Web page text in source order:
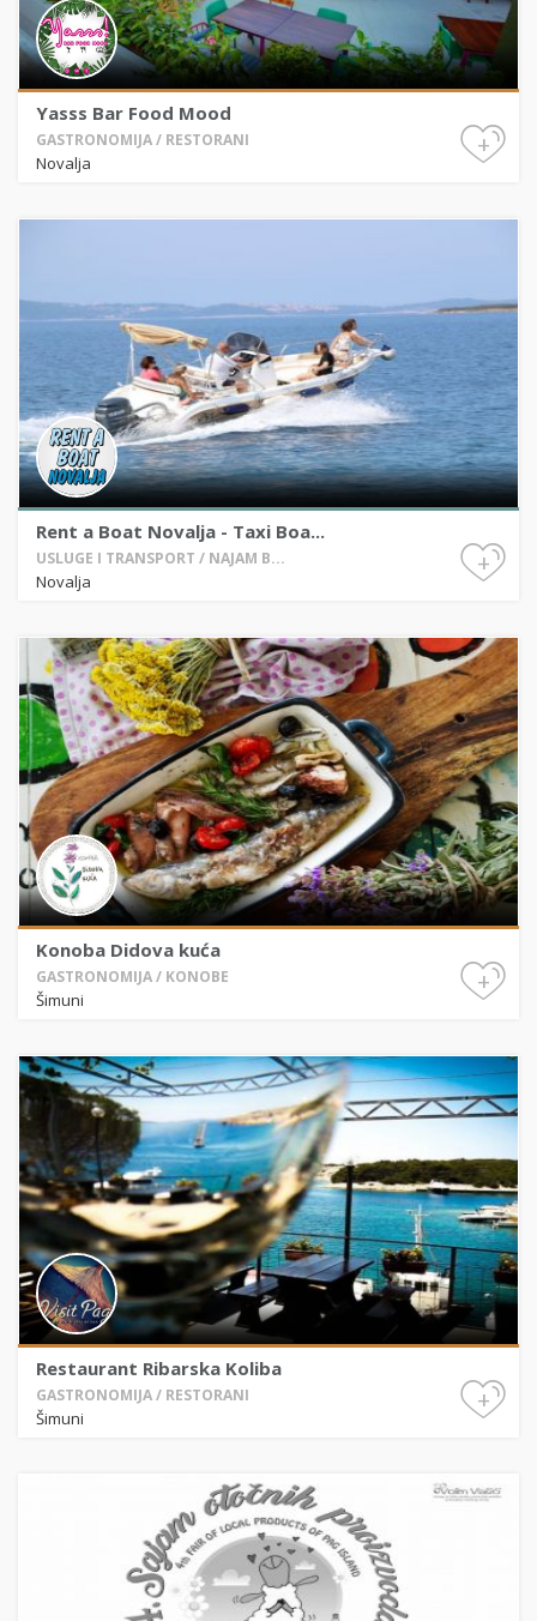
Yasss Bar Food Mood
GASTRONOMIJA / RESTORANI
Novalja
+
Rent a Boat Novalja - Taxi Boa...
USLUGE I TRANSPORT / NAJAM B...
Novalja
+
Konoba Didova kuća
GASTRONOMIJA / KONOBE
Šimuni
+
Restaurant Ribarska Koliba
GASTRONOMIJA / RESTORANI
Šimuni
+